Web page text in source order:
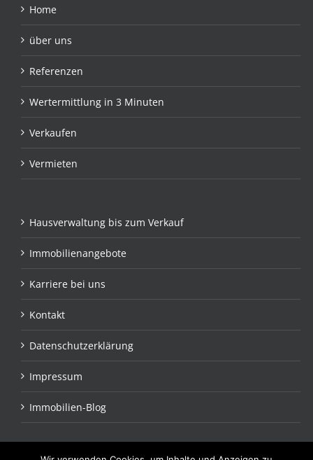
Home
über uns
Referenzen
Wertermittlung in 3 Minuten
Verkaufen
Vermieten
Hausverwaltung bis zum Verkauf
Immobilienangebote
Karriere bei uns
Kontakt
Datenschutzerklärung
Impressum
Immobilien-Blog